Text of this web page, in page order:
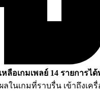
หลือเกมเพลย์ 14 รายการไ
ลในเกมที่ราบรื่น เข้าถึงเ